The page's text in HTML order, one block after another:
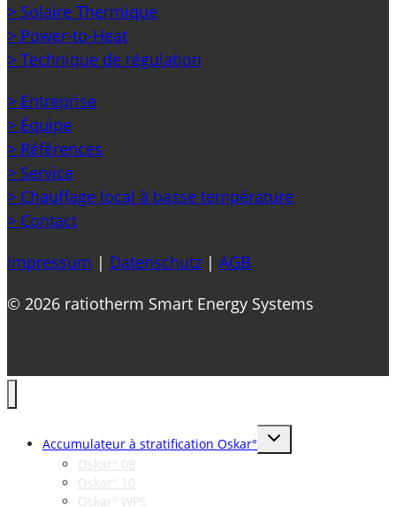
> Solaire Thermique
> Power-to-Heat
> Technique de régulation
> Entreprise
> Équipe
> Références
> Service
> Chauffage local à basse température
> Contact
Impressum | Datenschutz | AGB
© 2026 ratiotherm Smart Energy Systems
Accumulateur à stratification Oskar°
Toggle
child
Oskar° 08
Oskar° 10
Oskar° WPS